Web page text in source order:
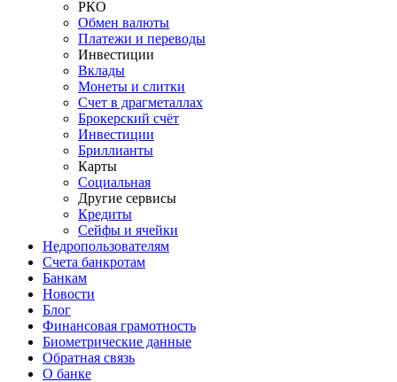
РКО
Обмен валюты
Платежи и переводы
Инвестиции
Вклады
Монеты и слитки
Счет в драгметаллах
Брокерский счёт
Инвестиции
Бриллианты
Карты
Социальная
Другие сервисы
Кредиты
Сейфы и ячейки
Недропользователям
Счета банкротам
Банкам
Новости
Блог
Финансовая грамотность
Биометрические данные
Обратная связь
О банке